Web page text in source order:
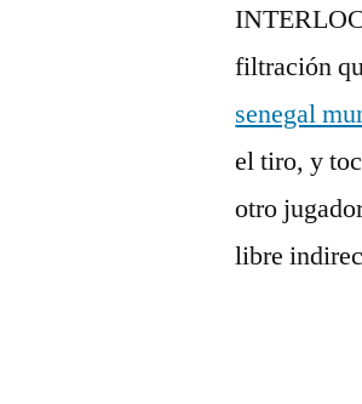
filtración
senegal
el tiro, y
otro
libre